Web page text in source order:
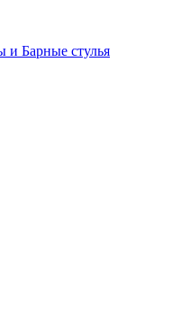
и Барные стулья